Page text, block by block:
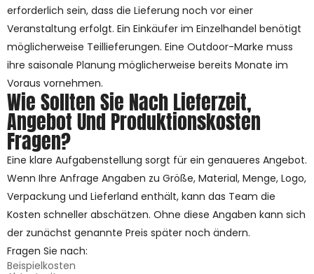
erforderlich sein, dass die Lieferung noch vor einer
Veranstaltung erfolgt. Ein Einkäufer im Einzelhandel benötigt
möglicherweise Teillieferungen. Eine Outdoor-Marke muss
ihre saisonale Planung möglicherweise bereits Monate im
Voraus vornehmen.
Wie Sollten Sie Nach Lieferzeit,
Angebot Und Produktionskosten
Fragen?
Eine klare Aufgabenstellung sorgt für ein genaueres Angebot.
Wenn Ihre Anfrage Angaben zu Größe, Material, Menge, Logo,
Verpackung und Lieferland enthält, kann das Team die
Kosten schneller abschätzen. Ohne diese Angaben kann sich
der zunächst genannte Preis später noch ändern.
Fragen Sie nach:
Beispielkosten